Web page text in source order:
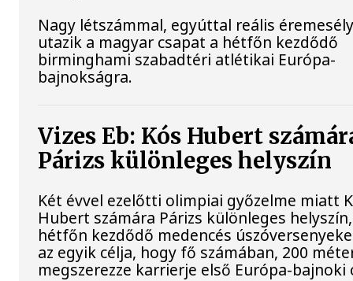
Nagy létszámmal, egyúttal reális
utazik a magyar csapat a hétfőn kezdődő
birminghami szabadtéri atlétikai Európa-
bajnokságra.
Vizes Eb: Kós Hubert
Párizs különleges helyszín
Két évvel ezelőtti olimpiai győzelme miatt
Hubert számára Párizs különleges
hétfőn kezdődő medencés
az egyik célja, hogy fő számában, 200
megszerezze karrierje első Európa-bajnoki